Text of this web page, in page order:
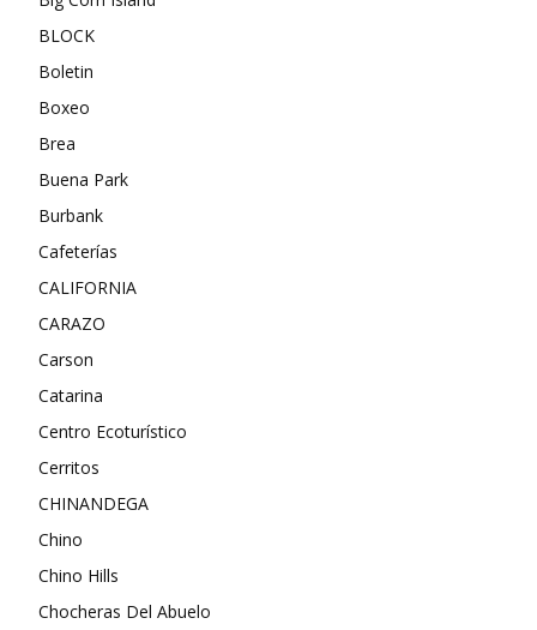
BLOCK
Boletin
Boxeo
Brea
Buena Park
Burbank
Cafeterías
CALIFORNIA
CARAZO
Carson
Catarina
Centro Ecoturístico
Cerritos
CHINANDEGA
Chino
Chino Hills
Chocheras Del Abuelo